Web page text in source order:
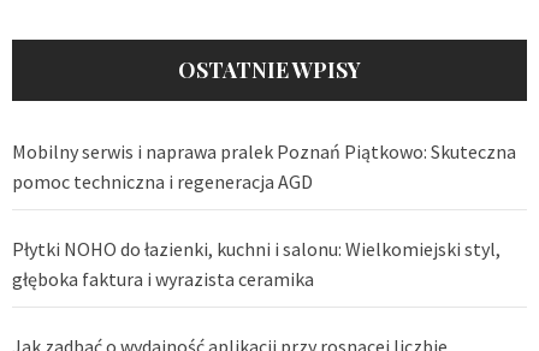
OSTATNIE WPISY
Mobilny serwis i naprawa pralek Poznań Piątkowo: Skuteczna
pomoc techniczna i regeneracja AGD
Płytki NOHO do łazienki, kuchni i salonu: Wielkomiejski styl,
głęboka faktura i wyrazista ceramika
Jak zadbać o wydajność aplikacji przy rosnącej liczbie